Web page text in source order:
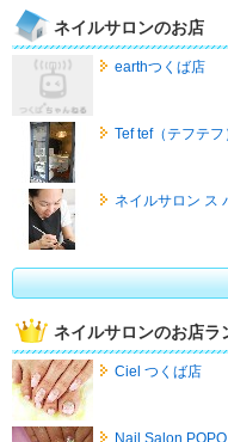
ネイルサロンのお店
earthつくば店
Tef tef（テフテフ
ネイルサロン ス
ネイルサロンのお店ラ
Ciel つくば店